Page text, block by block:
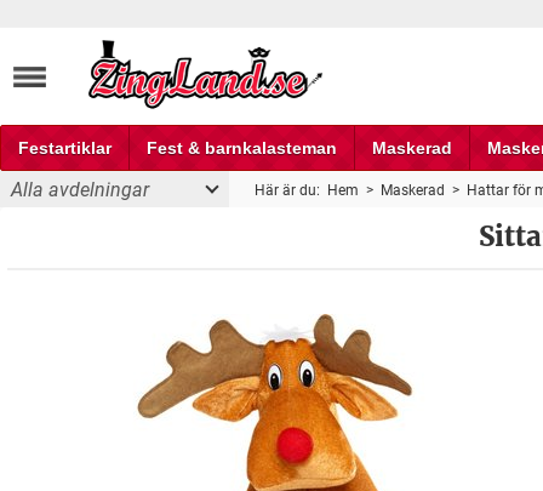
Festartiklar Fest & barnkalasteman Maskerad
Fest och partyprylar
Alla avdelningar Här är du: Hem > Maskerad > Hattar för